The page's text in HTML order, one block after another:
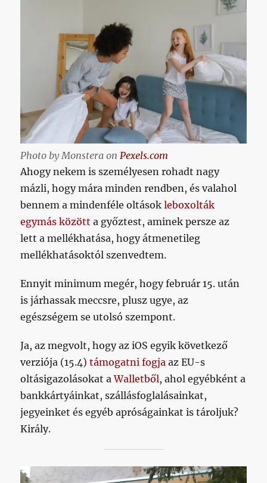
Photo by Monstera onPexels.com
Ahogy nekem is személyesen rohadt nagy
mázli, hogy mára minden rendben, és valahol
bennem a mindenféle oltásokleboxolták
egymás között a győztest, aminek persze az
lett a mellékhatása, hogy átmenetileg
mellékhatásoktól szenvedtem.
Ennyit minimum megér, hogy február 15. után
is járhassak meccsre, plusz ugye, az
egészségem se utolsó szempont.
Ja, az megvolt, hogy az iOS egyik következő
verziója (15.4)támogatni fogja az EU-s
oltásigazolásokat aWalletből, ahol egyébként a
bankkártyáinkat, szállásfoglalásainkat,
jegyeinket és egyéb apróságainkat is tároljuk?
Király.